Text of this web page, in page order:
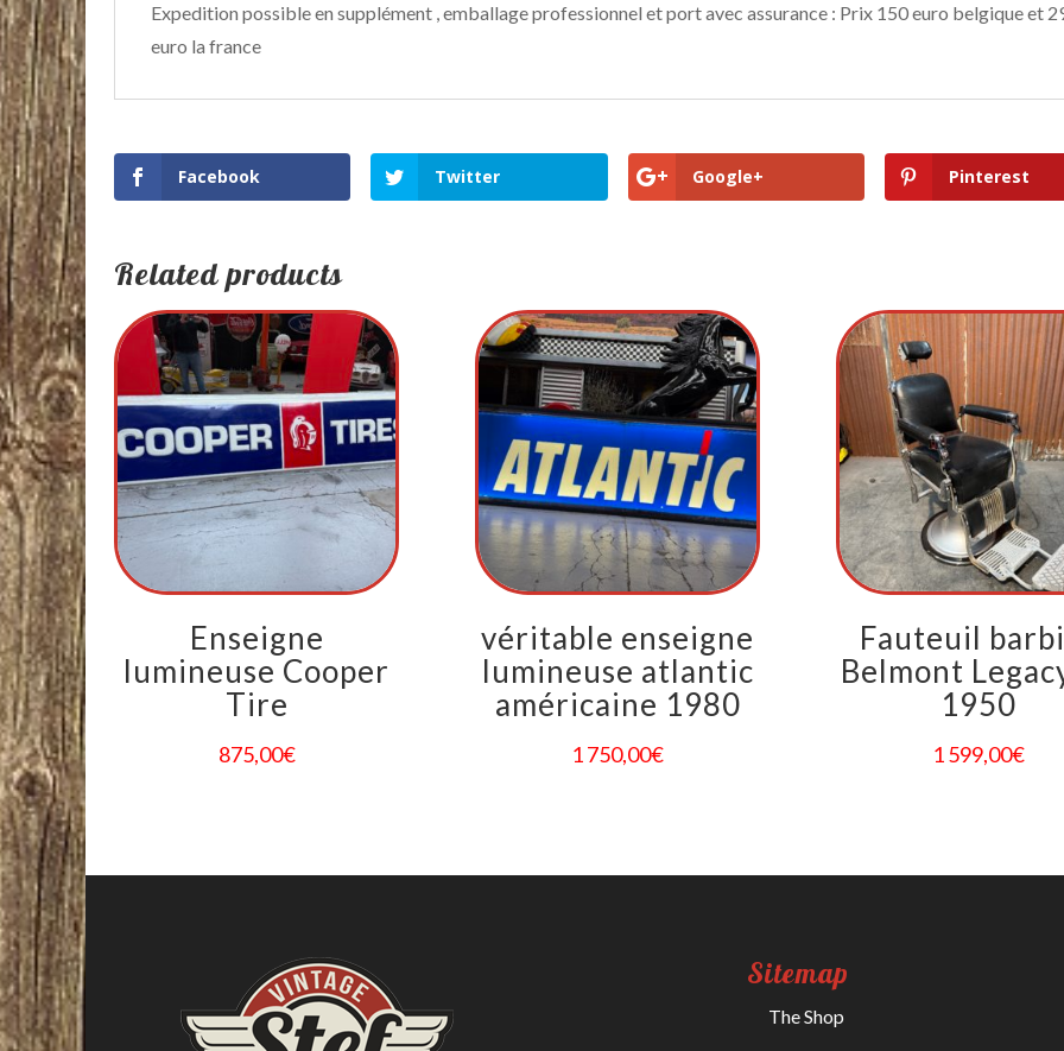
Expedition possible en supplément , emballage professionnel et port avec assurance : Prix 150 euro belgique et
euro la france
Facebook Twitter Google+ Pinterest
Related products
Enseigne
lumineuse Cooper
Tire
875,00€
véritable enseigne
lumineuse atlantic
américaine 1980
1 750,00€
Fauteuil
Belmont
1950
1 599,00€
Sitemap
The Shop